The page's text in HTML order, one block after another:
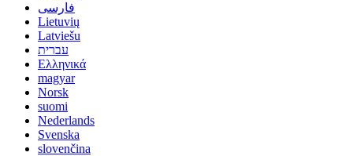
فارسی
Lietuvių
Latviešu
עברית
Ελληνικά
magyar
Norsk
suomi
Nederlands
Svenska
slovenčina